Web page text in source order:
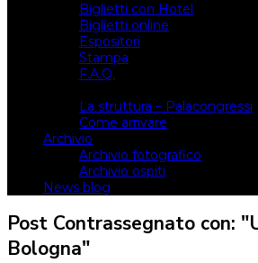
Biglietti con Hotel
Biglietti online
Espositori
Stampa
F.A.Q.
La struttura – Palacongressi
Come arrivare
Archivio
Archivio fotografico
Archivio ospiti
News blog
Post Contrassegnato con:
Bologna"